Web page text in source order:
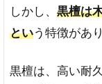
しかし、 黒檀は
という特徴があ
黒檀は、高い耐